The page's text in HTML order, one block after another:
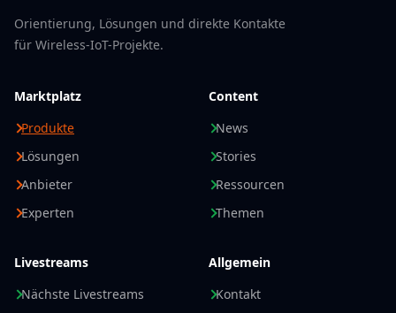
Orientierung, Lösungen und direkte Kontakte
für Wireless-IoT-Projekte.
Marktplatz
Produkte
Lösungen
Anbieter
Experten
Content
News
Stories
Ressourcen
Themen
Livestreams
Nächste Livestreams
Allgemein
Kontakt